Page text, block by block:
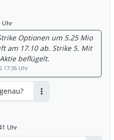
Uhr
Optionen um 5.25 Mio
am 17.10 ab. Strike 5. Mit
beflügelt.
17:36 Uhr
Uhr